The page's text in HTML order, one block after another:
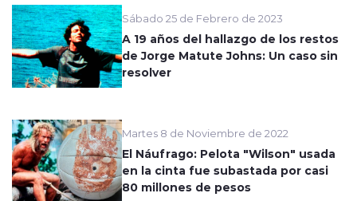
Sábado 25 de Febrero de 2023
A 19 años del hallazgo de los restos
de Jorge Matute Johns: Un caso sin
resolver
Martes 8 de Noviembre de 2022
El Náufrago: Pelota "Wilson" usada
en la cinta fue subastada por casi
80 millones de pesos